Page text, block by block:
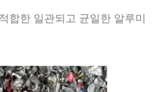
합한 일관되고 균일한 알루미